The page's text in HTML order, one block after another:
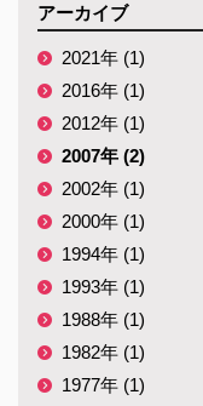
アーカイブ
2021年 (1)
2016年 (1)
2012年 (1)
2007年 (2)
2002年 (1)
2000年 (1)
1994年 (1)
1993年 (1)
1988年 (1)
1982年 (1)
1977年 (1)